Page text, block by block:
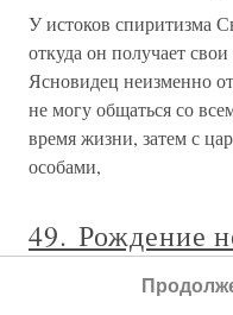
У истоков спиритизма
откуда он получает
Ясновидец неизменно
не могу общаться со
время жизни, затем с
особами,
49. Рождение
сердечно-